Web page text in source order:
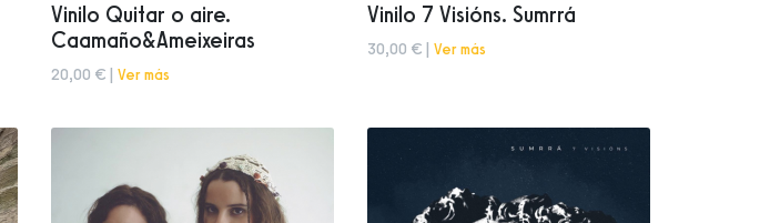
Vinilo Quitar o aire.
Caamaño&Ameixeiras
20,00 € | Ver más
Vinilo 7 Visións. Sumrrá
30,00 € | Ver más